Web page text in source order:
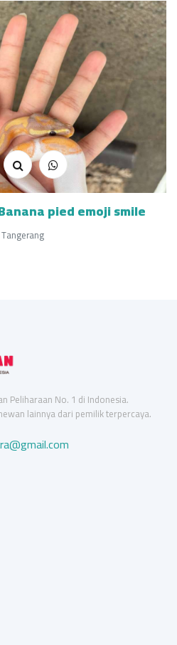
pied emoji smile
Tangerang
Peliharaan No. 1 di Indonesia.
lainnya dari pemilik terpercaya.